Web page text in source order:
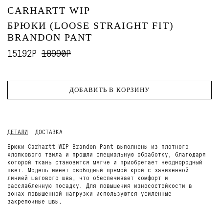
CARHARTT WIP
БРЮКИ (LOOSE STRAIGHT FIT)
BRANDON PANT
15192Р 18990Р
ДОБАВИТЬ В КОРЗИНУ
ДЕТАЛИ
ДОСТАВКА
Брюки Carhartt WIP Brandon Pant выполнены из плотного
хлопкового твила и прошли специальную обработку, благодаря
которой ткань становится мягче и приобретает неоднородный
цвет. Модель имеет свободный прямой крой с заниженной
линией шагового шва, что обеспечивает комфорт и
расслабленную посадку. Для повышения износостойкости в
зонах повышенной нагрузки используются усиленные
закрепочные швы.